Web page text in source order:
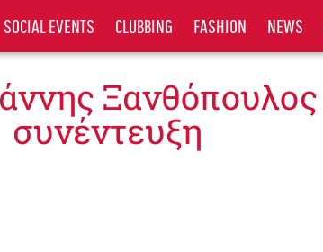
SOCIAL EVENTS CLUBBING FASHION NEWS
Ξανθόπουλος
συνέντευξη